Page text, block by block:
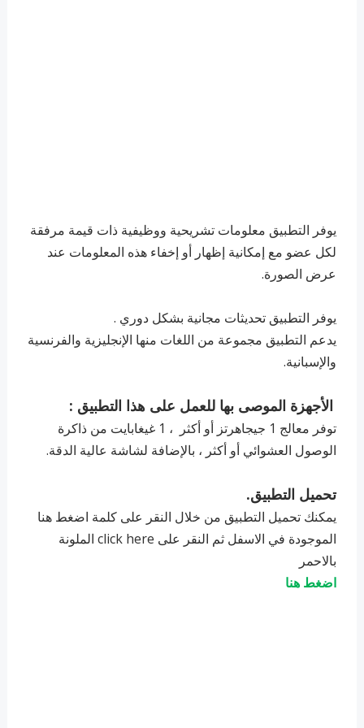
يوفر التطبيق معلومات تشريحية ووظيفية ذات قيمة مرفقة
لكل عضو مع إمكانية إظهار أو إخفاء هذه المعلومات عند
عرض الصورة.
يوفر التطبيق تحديثات مجانية بشكل دوري .
يدعم التطبيق مجموعة من اللغات منها الإنجليزية والفرنسية
والإسبانية.
الأجهزة الموصى بها للعمل على هذا التطبيق :
توفر معالج 1 جيجاهرتز أو أكثر ، 1 غيغابايت من ذاكرة
الوصول العشوائي أو أكثر ، بالإضافة لشاشة عالية الدقة.
تحميل التطبيق.
يمكنك تحميل التطبيق من خلال النقر على كلمة اضغط هنا
الموجودة في الاسفل ثم النقر على click here الملونة
بالاحمر
اضغط هنا